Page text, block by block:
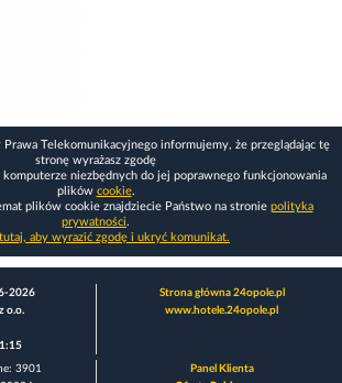
Telekomunikacyjnego informujemy, że przeglądając tę
stronę wyrażasz zgodę
komputerze niezbędnych do jej poprawnego funkcjonowania
plików cookie.
plików cookie znajdziecie Państwo na stronie polityka
prywatności.
aby wyrazić zgodę i ukryć komunikat.
2026
o.o.
Strona główna 24opole.pl
www.hotele.24opole.pl
3901
Panel Klienta